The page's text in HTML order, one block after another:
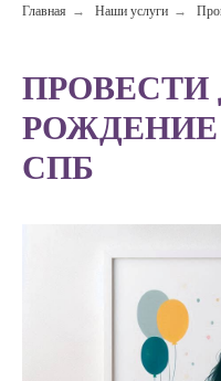
Главная → Наши услуги →
ПРОВЕСТИ
РОЖДЕНИЕ
СПБ